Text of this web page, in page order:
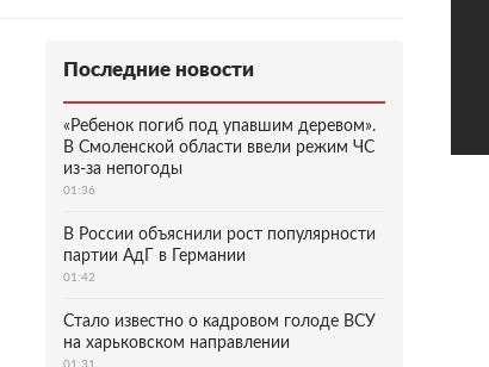
Последние новости
«Ребенок погиб под упавшим деревом».
В Смоленской области ввели режим ЧС
из-за непогоды
01:36
В России объяснили рост популярности
партии АдГ в Германии
01:42
Стало известно о кадровом голоде ВСУ
на харьковском направлении
01:31